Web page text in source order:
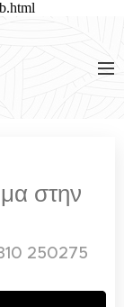
στην
250275